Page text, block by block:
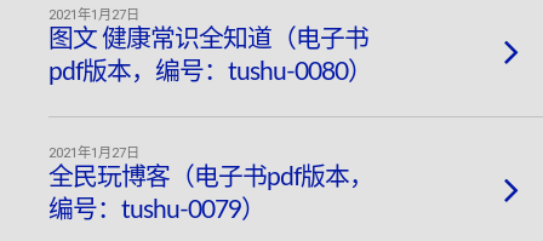
2021年1月27日
图文 健康常识全知道（电子书
pdf版本，编号：tushu-0080）
2021年1月27日
全民玩博客（电子书pdf版本，
编号：tushu-0079）